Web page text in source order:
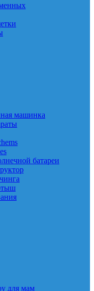
машинка
батареи
для мам